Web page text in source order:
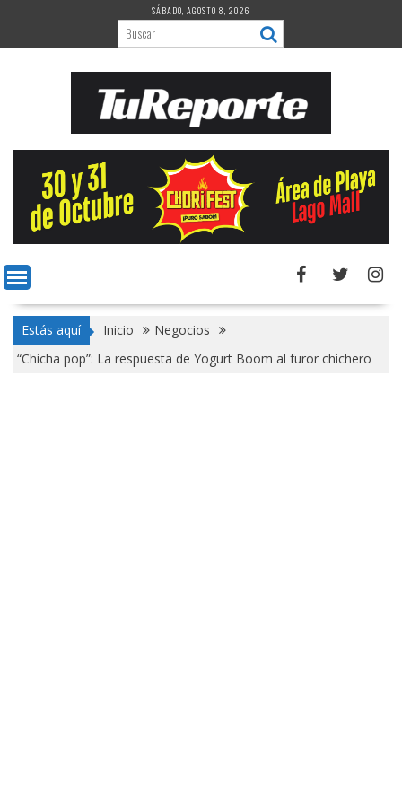
contenido
SÁBADO, AGOSTO 8, 2026
Estás aquí Inicio
Negocios
“Chicha pop”: La respuesta de Yogurt Boom al furor chichero